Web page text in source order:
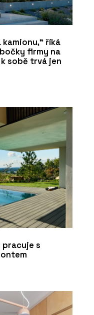
říká
firmy na
sobě trvá jen
pracuje s